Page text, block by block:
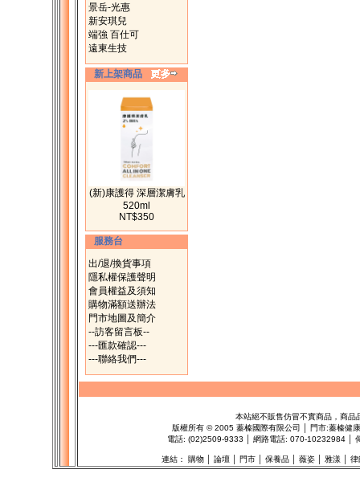
景岳-光惠
新安琪兒
端強 百仕可
遠東生技
新上架商品
(新)康護得 深層潔膚乳
520ml
NT$350
服務台
出/退/換貨事項
隱私權保護聲明
會員權益及須知
購物滿額送辦法
門市地圖及簡介
--訪客留言板--
---匯款確認---
---聯絡我們---
本站絕不販售仿冒不實商品，商品
版權所有 ©2005 蓁榛國際有限公司 │ 門市:蓁榛健
電話: (02)2509-9333 │ 網路電話: 070-10232984 │
連結： 購物│ 論壇│ 門市│ 保養品│ 薇姿│ 雅漾 律